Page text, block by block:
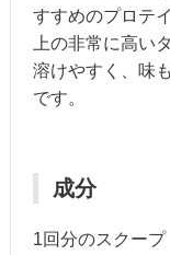
すすめのプロテ
上の非常に高い
溶けやすく、味
です。
成分
1回分のスクー